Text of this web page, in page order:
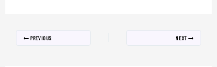
PREVIOUS NEXT